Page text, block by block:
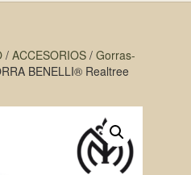
/ ACCESORIOS/ Gorras-
BENELLI® Realtree